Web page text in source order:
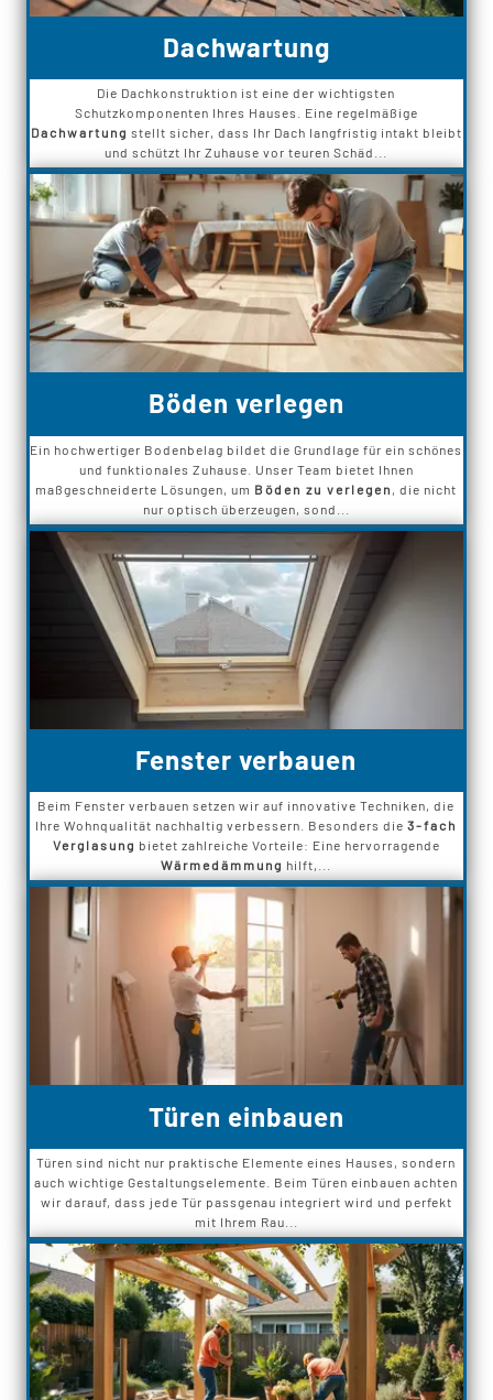
Dachwartung
Die Dachkonstruktion ist eine der wichtigsten
Schutzkomponenten Ihres Hauses. Eine regelmäßige
Dachwartung stellt sicher, dass Ihr Dach langfristig intakt bleibt
und schützt Ihr Zuhause vor teuren Schäd...
Böden verlegen
Ein hochwertiger Bodenbelag bildet die Grundlage für ein schönes
und funktionales Zuhause. Unser Team bietet Ihnen
maßgeschneiderte Lösungen, um Böden zu verlegen
, die nicht
nur optisch überzeugen, sond...
Fenster verbauen
Beim Fenster verbauen setzen wir auf innovative Techniken, die
Ihre Wohnqualität nachhaltig verbessern. Besonders die3-fach
Verglasung bietet zahlreiche Vorteile: Eine hervorragende
Wärmedämmung hilft,...
Türen einbauen
Türen sind nicht nur praktische Elemente eines Hauses, sondern
auch wichtige Gestaltungselemente. Beim Türen einbauen achten
wir darauf, dass jede Tür passgenau integriert wird und perfekt
mit Ihrem Rau...